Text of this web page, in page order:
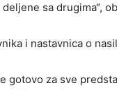
sa drugima“,
i nastavnica o
gotovo za sve